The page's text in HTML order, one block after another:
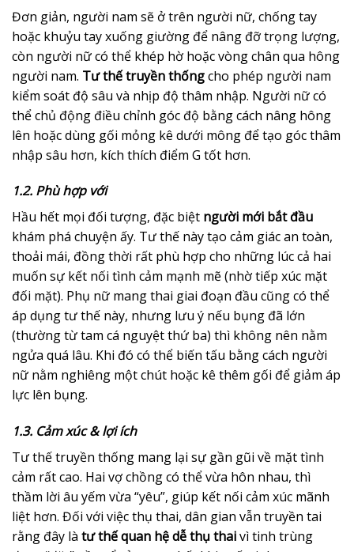
Đơn giản, người nam sẽ ở trên người nữ, chống tay
hoặc khuỷu tay xuống giường để nâng đỡ trọng lượng,
còn người nữ có thể khép hờ hoặc vòng chân qua hông
người nam. Tư thế truyền thốngcho phép người nam
kiểm soát độ sâu và nhịp độ thâm nhập. Người nữ có
thể chủ động điều chỉnh góc độ bằng cách nâng hông
lên hoặc dùng gối mỏng kê dưới mông để tạo góc thâm
nhập sâu hơn, kích thích điểm G tốt hơn.
1.2. Phù hợp với
Hầu hết mọi đối tượng, đặc biệt người mới bắt đầu
khám phá chuyện ấy. Tư thế này tạo cảm giác an toàn,
thoải mái, đồng thời rất phù hợp cho những lúc cả hai
muốn sự kết nối tình cảm mạnh mẽ (nhờ tiếp xúc mặt
đối mặt). Phụ nữ mang thai giai đoạn đầu cũng có thể
áp dụng tư thế này, nhưng lưu ý nếu bụng đã lớn
(thường từ tam cá nguyệt thứ ba) thì không nên nằm
ngửa quá lâu. Khi đó có thể biến tấu bằng cách người
nữ nằm nghiêng một chút hoặc kê thêm gối để giảm áp
lực lên bụng.
1.3. Cảm xúc & lợi ích
Tư thế truyền thống mang lại sự gần gũi về mặt tình
cảm rất cao. Hai vợ chồng có thể vừa hôn nhau, thì
thầm lời âu yếm vừa “yêu”, giúp kết nối cảm xúc mãnh
liệt hơn. Đối với việc thụ thai, dân gian vẫn truyền tai
rằng đây là tư thế quan hệ dễ thụ thaivì tinh trùng